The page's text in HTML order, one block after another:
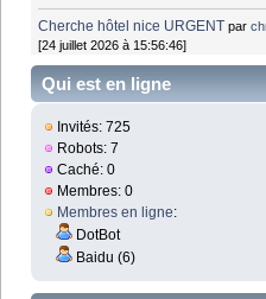
Cherche hôtel nice URGENT par
[24 juillet 2026 à 15:56:46]
Qui est en ligne
Invités: 725
Robots: 7
Caché: 0
Membres: 0
Membres en ligne:
DotBot
Baidu (6)